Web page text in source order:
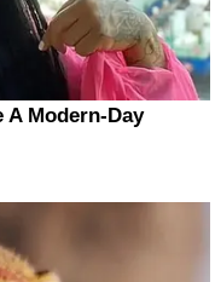
A Modern-Day